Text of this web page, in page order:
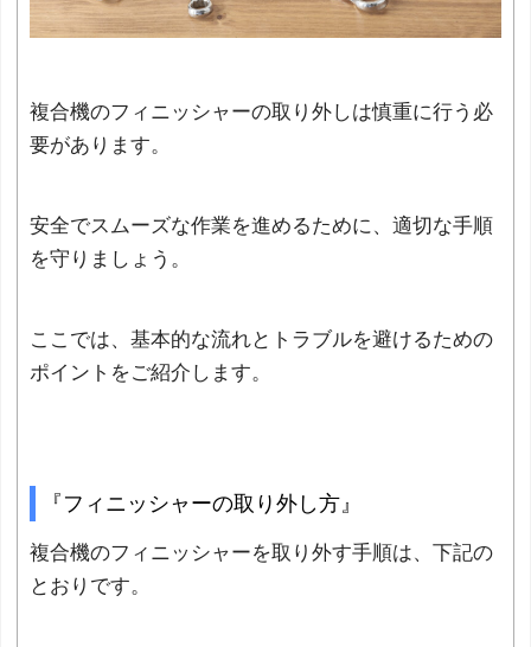
複合機のフィニッシャーの取り外しは慎重に行う必
要があります。
安全でスムーズな作業を進めるために、適切な手順
を守りましょう。
ここでは、基本的な流れとトラブルを避けるための
ポイントをご紹介します。
『フィニッシャーの取り外し方』
複合機のフィニッシャーを取り外す手順は、下記の
とおりです。